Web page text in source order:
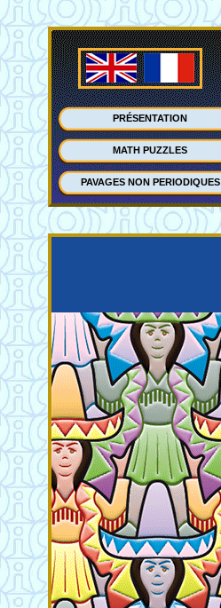
PRÉSENTATION
MATH PUZZLES
PAVAGES NON PERIODIQUES